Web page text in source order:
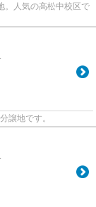
。人気の高松中校区で
譲地です。